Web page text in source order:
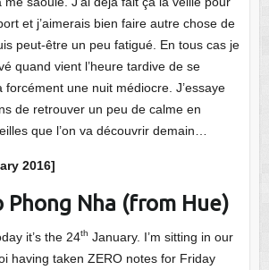
et j’aimerais bien faire autre chose de
peut-être un peu fatigué. En tous cas je
quand vient l’heure tardive de se
forcément une nuit médiocre. J’essaye
de retrouver un peu de calme en
que l’on va découvrir demain…
2016]
Nha (from Hue)
it’s the 24th January. I’m sitting in our
having taken ZERO notes for Friday